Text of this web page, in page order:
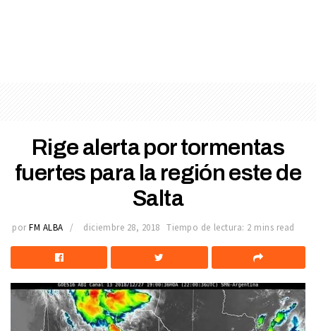
Rige alerta por tormentas
fuertes para la región este de
Salta
por FM ALBA diciembre 28, 2018 Tiempo de lectura: 2 mins read